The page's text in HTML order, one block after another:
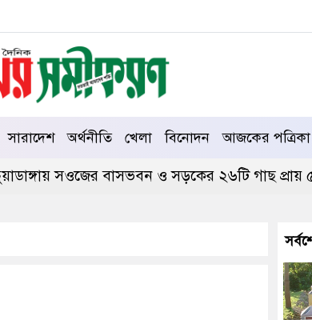
সারাদেশ অর্থনীতি খেলা বিনোদন আজকের পত্রিকা
সওজের বাসভবন ও সড়কের ২৬টি গাছ প্রায় ৫ লাখে